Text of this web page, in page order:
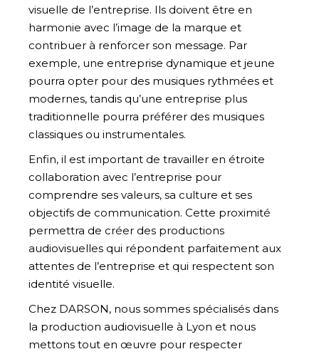
visuelle de l’entreprise. Ils doivent être en
harmonie avec l’image de la marque et
contribuer à renforcer son message. Par
exemple, une entreprise dynamique et jeune
pourra opter pour des musiques rythmées et
modernes, tandis qu’une entreprise plus
traditionnelle pourra préférer des musiques
classiques ou instrumentales.
Enfin, il est important de travailler en étroite
collaboration avec l’entreprise pour
comprendre ses valeurs, sa culture et ses
objectifs de communication. Cette proximité
permettra de créer des productions
audiovisuelles qui répondent parfaitement aux
attentes de l’entreprise et qui respectent son
identité visuelle.
Chez DARSON, nous sommes spécialisés dans
la production audiovisuelle à Lyon et nous
mettons tout en œuvre pour respecter